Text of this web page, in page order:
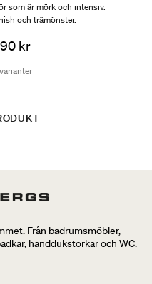
som är mörk och intensiv.
och trämönster.
kr
Från badrumsmöbler,
handdukstorkar och WC.